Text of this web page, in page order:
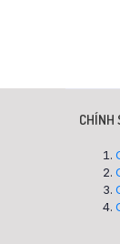
CHÍNH